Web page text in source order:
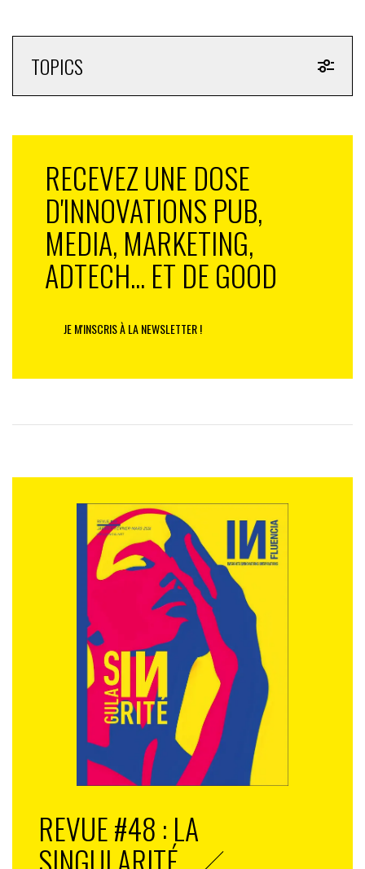
TOPICS
RECEVEZ UNE DOSE
D'INNOVATIONS PUB,
MEDIA, MARKETING,
ADTECH... ET DE GOOD
JE M'INSCRIS À LA NEWSLETTER !
REVUE #48 : LA
SINGULARITÉ